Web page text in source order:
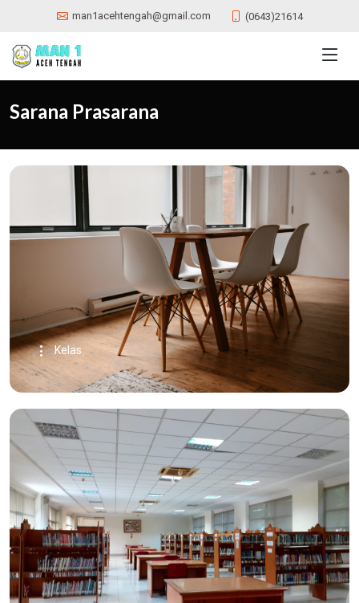
man1acehtengah@gmail.com (0643)21614
Sarana Prasarana
Kelas